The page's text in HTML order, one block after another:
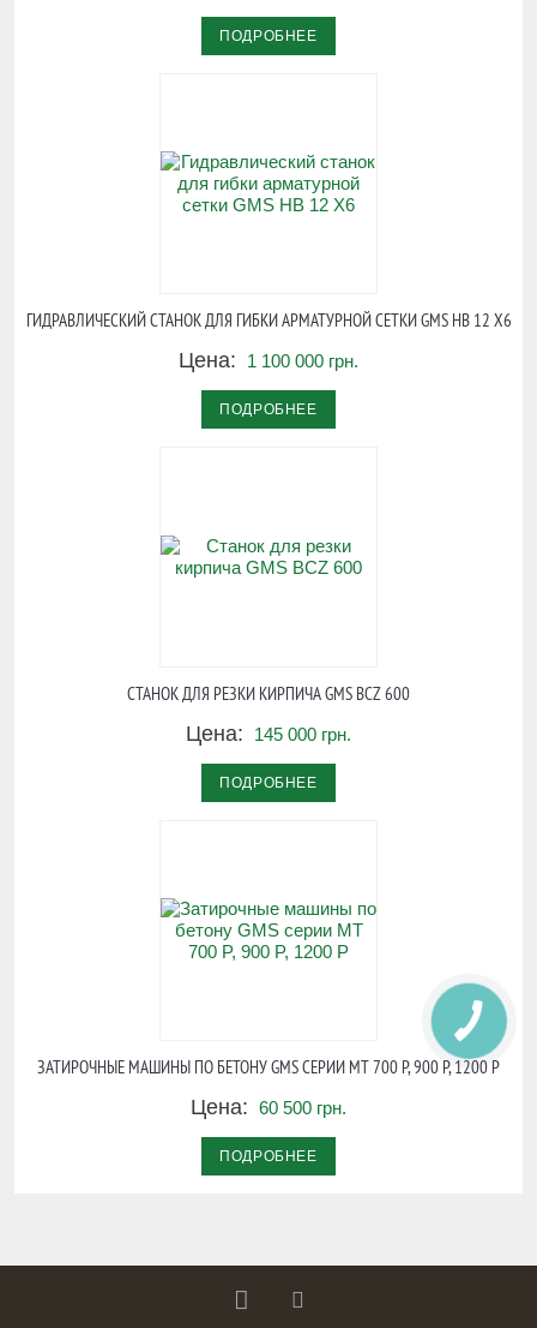
ПОДРОБНЕЕ
ГИДРАВЛИЧЕСКИЙ СТАНОК ДЛЯ ГИБКИ АРМАТУРНОЙ СЕТКИ GMS HB 12 Х6
Цена: 1 100 000 грн.
ПОДРОБНЕЕ
СТАНОК ДЛЯ РЕЗКИ КИРПИЧА GMS BCZ 600
Цена: 145 000 грн.
ПОДРОБНЕЕ
ЗАТИРОЧНЫЕ МАШИНЫ ПО БЕТОНУ GMS СЕРИИ МТ 700 P, 900 P, 1200 P
Цена: 60 500 грн.
ПОДРОБНЕЕ
КНОПКА
СВЯЗИ